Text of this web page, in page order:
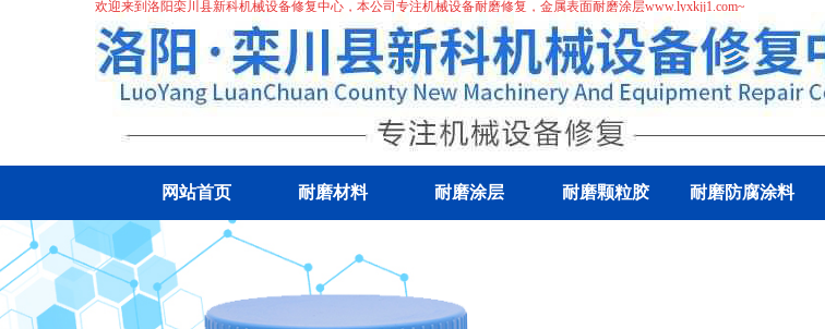
欢迎来到洛阳栾川县新科机械设备修复中心，本公司专注机械设备耐磨修复 ， 金属表面耐磨涂层www.lyxkjj1.com~
网站首页 耐磨材料 耐磨涂层 耐磨颗粒胶 耐磨防腐涂料